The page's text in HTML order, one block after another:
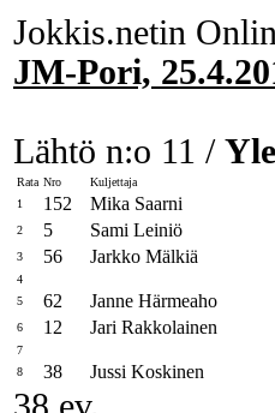
Jokkis.netin
JM-Pori,
Lähtö n:o 11 /
Rata Nro Kuljettaja
1
152 Mika Saarni
2 5 Sami Leiniö
3 56 Jarkko Mälkiä
4
5
62 Janne Härmeaho
6 12 Jari Rakkolainen
7
8
38 Jussi Koskinen